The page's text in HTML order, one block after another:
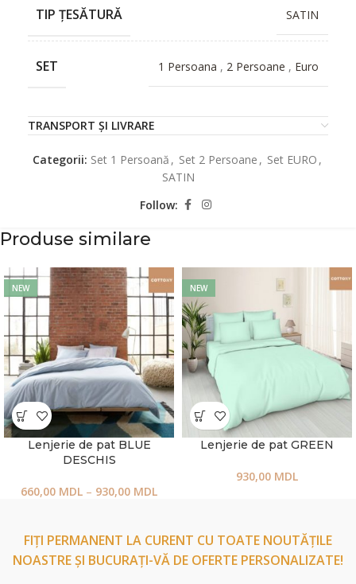
TIP ȚESĂTURĂ SATIN
SET 1 Persoana , 2 Persoane , Euro
TRANSPORT ȘI LIVRARE
Categorii: Set 1 Persoană , Set 2 Persoane , Set EURO ,
SATIN
Follow:
Produse similare
NEW
Lenjerie de pat BLUE
DESCHIS
660,00 MDL – 930,00 MDL
NEW
Lenjerie de pat GREEN
930,00 MDL
FIȚI PERMANENT LA CURENT CU TOATE NOUTĂȚILE
NOASTRE ȘI BUCURAȚI-VĂ DE OFERTE PERSONALIZATE!